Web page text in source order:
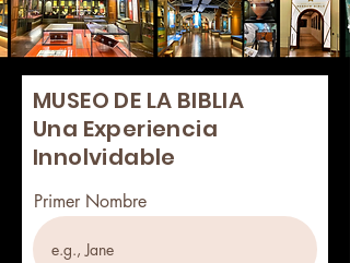
MUSEO DE LA BIBLIA
Una Experiencia
Innolvidable
Primer Nombre